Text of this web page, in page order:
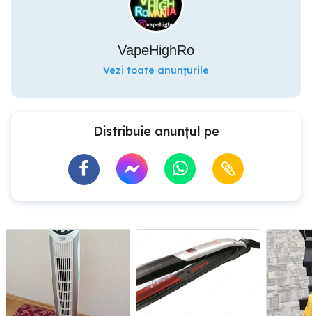
VapeHighRo
Vezi toate anunțurile
Distribuie anunțul pe